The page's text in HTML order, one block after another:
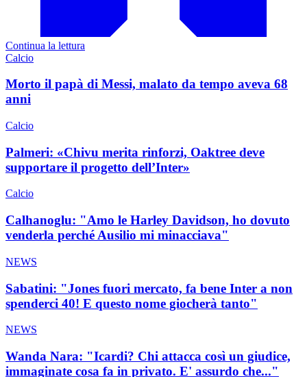
Continua la lettura
Calcio
Morto il papà di Messi, malato da tempo aveva 68
anni
Calcio
Palmeri: «Chivu merita rinforzi, Oaktree deve
supportare il progetto dell’Inter»
Calcio
Calhanoglu: "Amo le Harley Davidson, ho dovuto
venderla perché Ausilio mi minacciava"
NEWS
Sabatini: "Jones fuori mercato, fa bene Inter a non
spenderci 40! E questo nome giocherà tanto"
NEWS
Wanda Nara: "Icardi? Chi attacca così un giudice,
immaginate cosa fa in privato. E' assurdo che..."